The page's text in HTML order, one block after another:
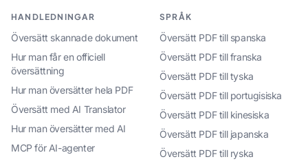
HANDLEDNINGAR
Översätt skannade dokument
Hur man får en officiell
översättning
Hur man översätter hela PDF
Översätt med AI Translator
Hur man översätter med AI
MCP för AI-agenter
SPRÅK
Översätt PDF till spanska
Översätt PDF till franska
Översätt PDF till tyska
Översätt PDF till portugisiska
Översätt PDF till kinesiska
Översätt PDF till japanska
Översätt PDF till ryska